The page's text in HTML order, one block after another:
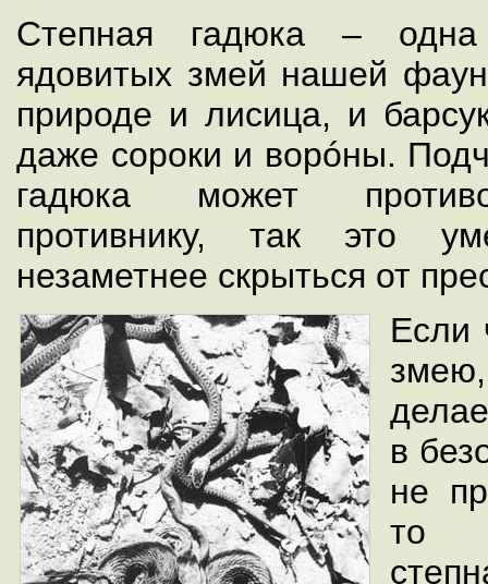
Степная гадюка –
ядовитых змей нашей
природе и лисица, и
даже сороки и ворóны.
гадюка может
противнику, так это
незаметнее скрыться от
Если
в
не
то